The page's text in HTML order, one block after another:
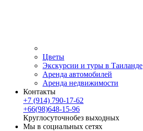
Цветы
Экскурсии и туры в Таиланде
Аренда автомобилей
Аренда недвижимости
Контакты
+7 (914) 790-17-62
+66(98)648-15-96
Круглосуточнобез выходных
Мы в социальных сетях